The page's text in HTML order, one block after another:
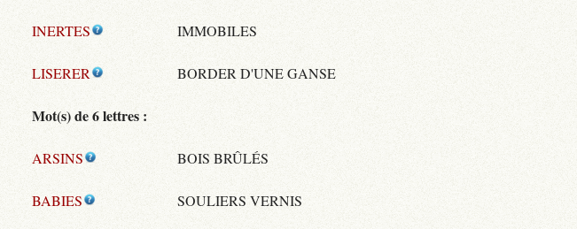
INERTES IMMOBILES
LISERER BORDER D'UNE GANSE
Mot(s) de 6 lettres :
ARSINS BOIS BRÛLÉS
BABIES SOULIERS VERNIS